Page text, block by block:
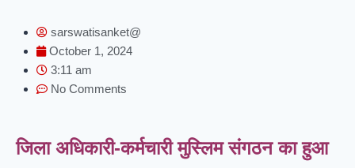
sarswatisanket@
October 1, 2024
3:11 am
No Comments
जिला अधिकारी-कर्मचारी मुस्लिम संगठन का हुआ